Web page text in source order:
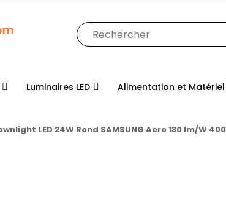
Luminaires LED Alimentation et
LED 24W Rond SAMSUNG Aero 130 lm/W